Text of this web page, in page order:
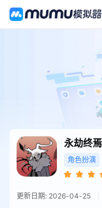
永劫终焉
角色扮演
更新日期: 2026-04-25